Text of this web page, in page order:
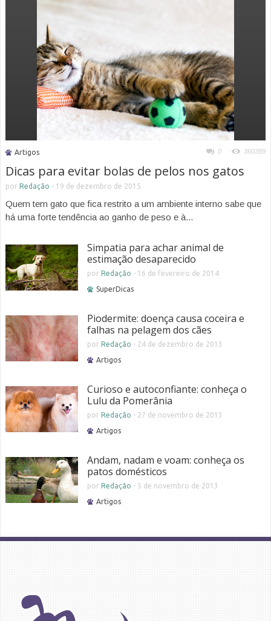
Artigos 0 360389
Dicas para evitar bolas de pelos nos gatos
por Redação - 19 de dezembro de 2015
Quem tem gato que fica restrito a um ambiente interno sabe que
há uma forte tendência ao ganho de peso e à...
Simpatia para achar animal de
estimação desaparecido
por Redação - 16 de fevereiro de 2014
SuperDicas
Piodermite: doença causa coceira e
falhas na pelagem dos cães
por Redação - 24 de dezembro de 2013
Artigos
Curioso e autoconfiante: conheça o
Lulu da Pomerânia
por Redação - 27 de novembro de 2013
Artigos
Andam, nadam e voam: conheça os
patos domésticos
por Redação - 5 de novembro de 2013
Artigos